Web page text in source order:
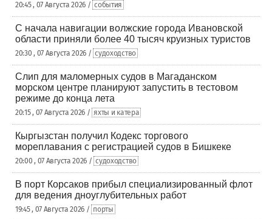
20:45 , 07 Августа 2026 / события
С начала навигации волжские города Ивановской
области приняли более 40 тысяч круизных туристов
20:30 , 07 Августа 2026 / судоходство
Слип для маломерных судов в Магаданском
морском центре планируют запустить в тестовом
режиме до конца лета
20:15 , 07 Августа 2026 / яхты и катера
Кыргызстан получил Кодекс торгового
мореплавания с регистрацией судов в Бишкеке
20:00 , 07 Августа 2026 / судоходство
В порт Корсаков прибыл специализированный флот
для ведения дноуглубительных работ
19:45 , 07 Августа 2026 / порты